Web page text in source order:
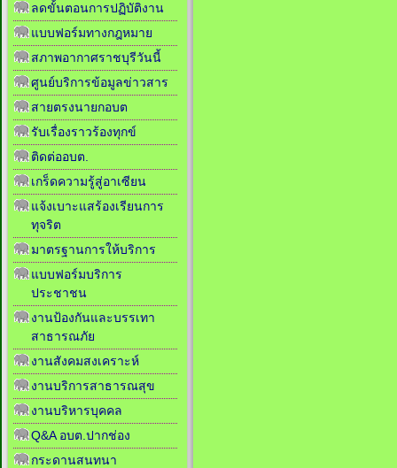
ลดขั้นตอนการปฏิบัติงาน
แบบฟอร์มทางกฎหมาย
สภาพอากาศราชบุรีวันนี้
ศูนย์บริการข้อมูลข่าวสาร
สายตรงนายกอบต
รับเรื่องราวร้องทุกข์
ติดต่ออบต.
เกร็ดความรู้สู่อาเซียน
แจ้งเบาะแสร้องเรียนการ
ทุจริต
มาตรฐานการให้บริการ
แบบฟอร์มบริการ
ประชาชน
งานป้องกันและบรรเทา
สาธารณภัย
งานสังคมสงเคราะห์
งานบริการสาธารณสุข
งานบริหารบุคคล
Q&A อบต.ปากช่อง
กระดานสนทนา